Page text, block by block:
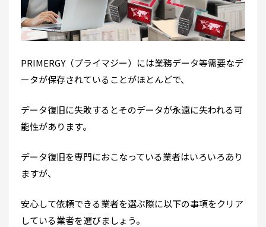
PRIMERGY（プライマジー）には業務データ等需要なデ
ータが保存されていることがほとんどで、
データ復旧に失敗するとそのデータが永遠に失われる可
能性があります。
データ復旧を専門におこなっている業者はいろいろあり
ますが、
安心して依頼できる業者を選ぶ際に以下の事項をクリア
している業者を選びましょう。